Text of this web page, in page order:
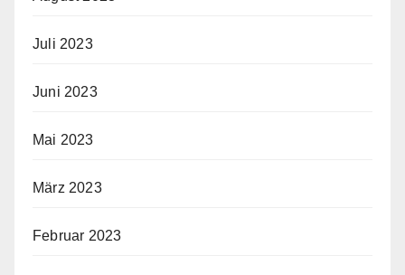
Juli 2023
Juni 2023
Mai 2023
März 2023
Februar 2023